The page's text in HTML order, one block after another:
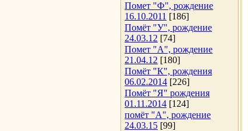
Помет "Ф", рождение
16.10.2011 [186]
Помёт "У", рождение
24.03.12 [74]
Помет "А", рождение
21.04.12 [180]
Помёт "К", рождения
06.02.2014 [226]
Помёт "Я" рождения
01.11.2014 [124]
помёт "А", рождение
24.03.15 [99]